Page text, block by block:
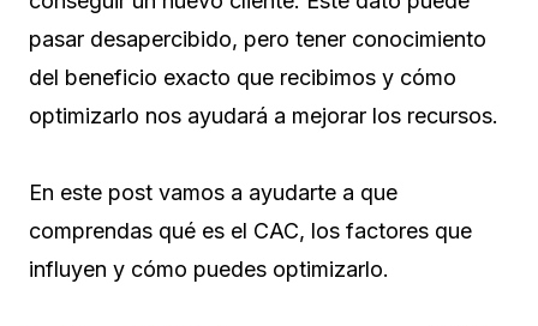
pasar desapercibido, pero tener conocimiento
del beneficio exacto que recibimos y cómo
optimizarlo nos ayudará a mejorar los recursos.
En este post vamos a ayudarte a que
comprendas qué es el CAC, los factores que
influyen y cómo puedes optimizarlo.